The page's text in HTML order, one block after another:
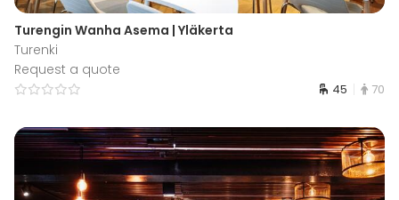
Turengin Wanha Asema | Yläkerta
Turenki
Request a quote
45 70